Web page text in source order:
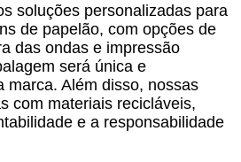
soluções personalizadas para
de papelão, com opções de
das ondas e impressão
será única e
marca. Além disso, nossas
com materiais recicláveis,
e a responsabilidade